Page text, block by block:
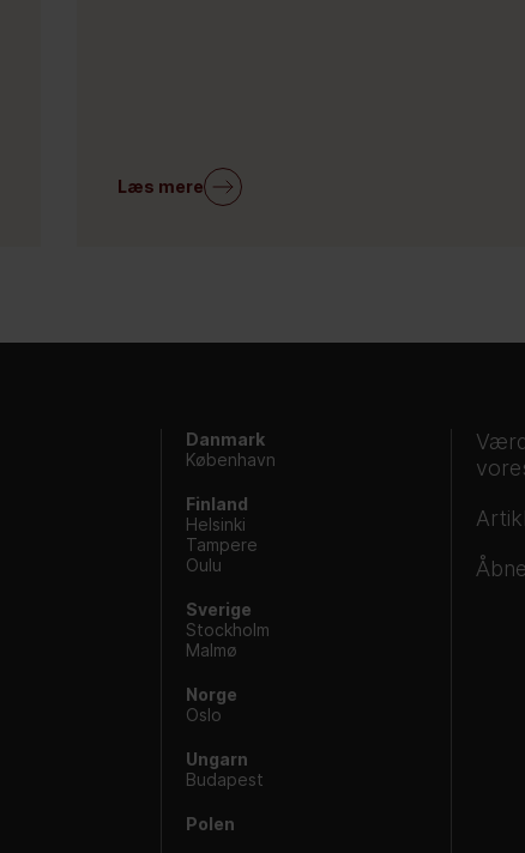
Læs mere
Danmark
København
Finland
Helsinki
Tampere
Oulu
Sverige
Stockholm
Malmø
Norge
Oslo
Ungarn
Budapest
Polen